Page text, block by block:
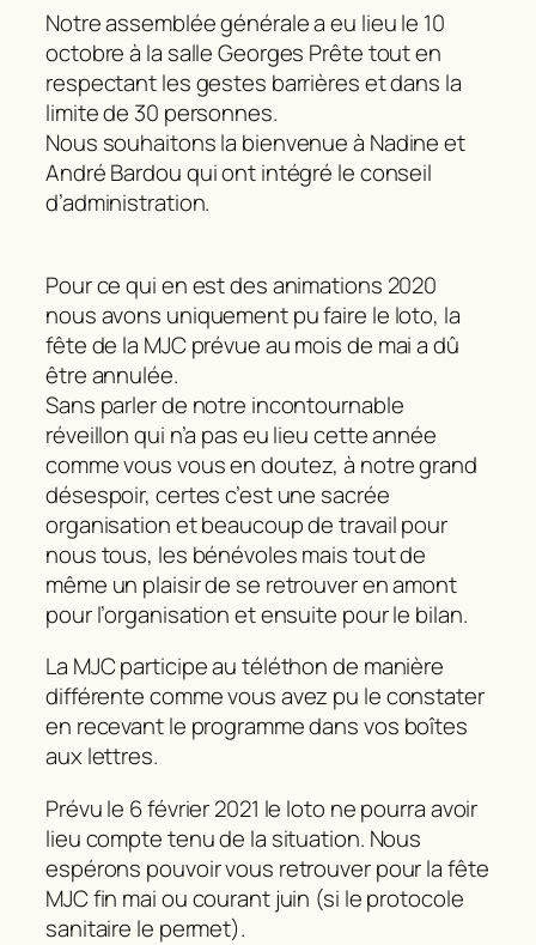
Notre assemblée générale a eu lieu le 10
octobre à la salle Georges Prête tout en
respectant les gestes barrières et dans la
limite de 30 personnes.
Nous souhaitons la bienvenue à Nadine et
André Bardou qui ont intégré le conseil
d’administration.
Pour ce qui en est des animations 2020
nous avons uniquement pu faire le loto, la
fête de la MJC prévue au mois de mai a dû
être annulée.
Sans parler de notre incontournable
réveillon qui n’a pas eu lieu cette année
comme vous vous en doutez, à notre grand
désespoir, certes c’est une sacrée
organisation et beaucoup de travail pour
nous tous, les bénévoles mais tout de
même un plaisir de se retrouver en amont
pour l’organisation et ensuite pour le bilan.
La MJC participe au téléthon de manière
différente comme vous avez pu le constater
en recevant le programme dans vos boîtes
aux lettres.
Prévu le 6 février 2021 le loto ne pourra avoir
lieu compte tenu de la situation. Nous
espérons pouvoir vous retrouver pour la fête
MJC fin mai ou courant juin (si le protocole
sanitaire le permet).